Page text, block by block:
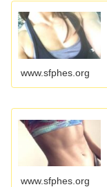
www.sfphes.org
www.sfphes.org